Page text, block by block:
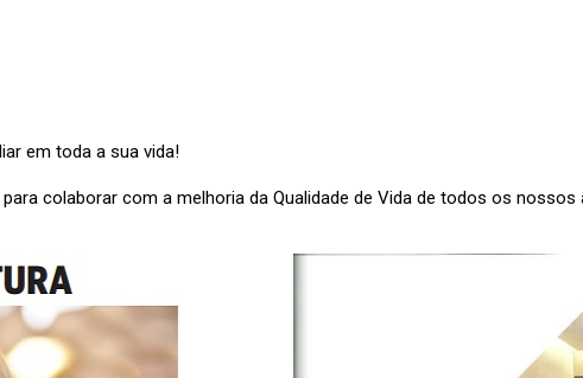
em toda a sua vida!
colaborar com a melhoria da Qualidade de Vida de todos os nossos